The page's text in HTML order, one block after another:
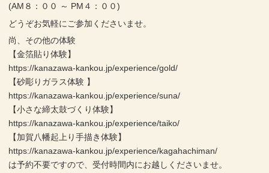
(AM８：００ ～ PM４：００)
どうぞお気軽にご参加くださいませ。
尚、その他の体験
【金箔貼り体験】
https://kanazawa-kankou.jp/experience/gold/
【砂彫りガラス体験 】
https://kanazawa-kankou.jp/experience/suna/
【小さな締太鼓づくり体験】
https://kanazawa-kankou.jp/experience/taiko/
【加賀八幡起上り手描き体験】
https://kanazawa-kankou.jp/experience/kagahachiman/
は予約不要ですので、受付時間内にお越しくださいませ。